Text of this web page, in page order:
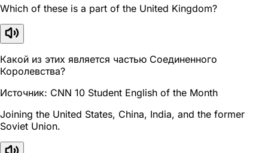
Which of these is a part of the United Kingdom?
Какой из этих является частью Соединенного
Королевства?
Источник: CNN 10 Student English of the Month
Joining the United States, China, India, and the former
Soviet Union.